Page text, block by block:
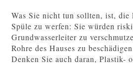
Was Sie nicht tun sollten, ist,
Spüle zu werfen: Sie würden
Grundwasserleiter zu
Rohre des Hauses zu
Denken Sie auch daran, Plastik-